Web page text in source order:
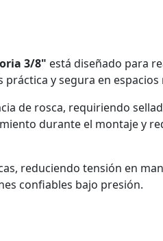
3/8" está diseñado para
y segura en espacios
de rosca, requiriendo
durante el montaje y
reduciendo tensión en
confiables bajo presión.